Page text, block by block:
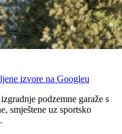
izvore na Googleu
podzemne garaže s
smještene uz sportsko